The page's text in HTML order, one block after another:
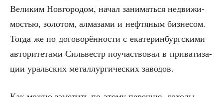
Вели­ким Нов­го­ро­дом, начал зани­мать­ся недви­жи­
мо­стью, золо­том, алма­за­ми и неф­тя­ным биз­не­сом.
Тогда же по дого­во­рён­но­сти с ека­те­рин­бург­ски­ми
авто­ри­те­та­ми Силь­вестр поучаст­во­вал в при­ва­ти­за­
ции ураль­ских метал­лур­ги­че­ских заводов.